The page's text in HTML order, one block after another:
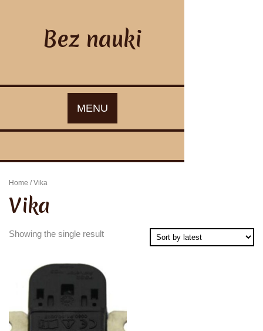
Bez nauki
MENU
Home / Vika
Vika
Showing the single result